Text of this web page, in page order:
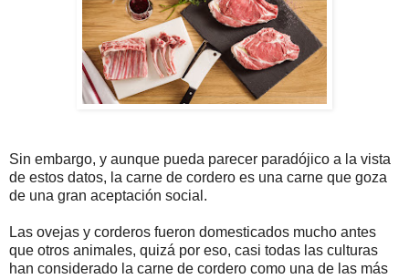
Sin embargo, y aunque pueda parecer paradójico a la vista
de estos datos, la carne de cordero es una carne que goza
de una gran aceptación social.
Las ovejas y corderos fueron domesticados mucho antes
que otros animales, quizá por eso, casi todas las culturas
han considerado la carne de cordero como una de las más